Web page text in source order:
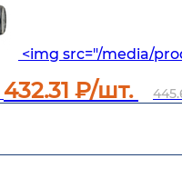
<img src="/media/
432.31 ₽/шт.